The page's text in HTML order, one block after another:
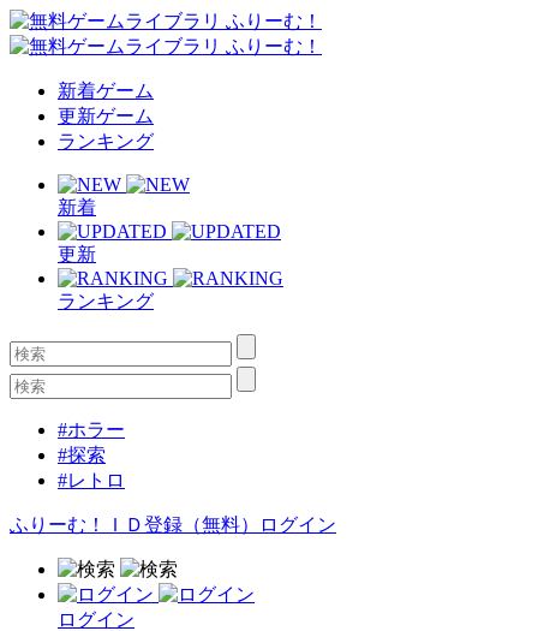
新着ゲーム
更新ゲーム
ランキング
新着
更新
ランキング
#ホラー
#探索
#レトロ
ふりーむ！ＩＤ登録（無料） ログイン
ログイン